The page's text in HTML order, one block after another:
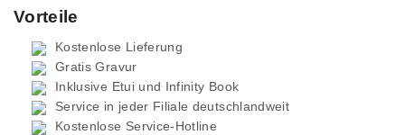
Vorteile
Kostenlose Lieferung
Gratis Gravur
Inklusive Etui und Infinity Book
Service in jeder Filiale deutschlandweit
Kostenlose Service-Hotline